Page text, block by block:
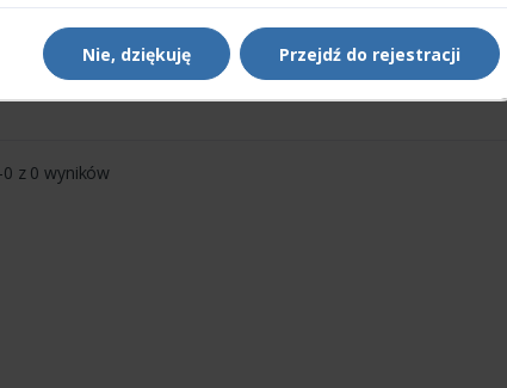
Nie, dziękuję Przejdź do rejestracji
Sortowanie domyślne Pokaż 20
z 0 wyników